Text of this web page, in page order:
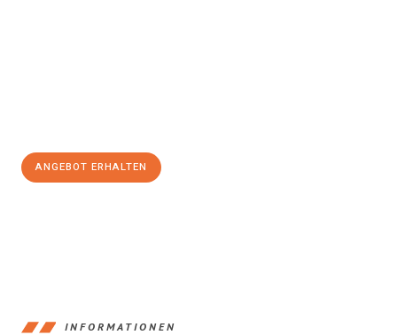
ANGEBOT ERHALTEN
INFORMATIONEN